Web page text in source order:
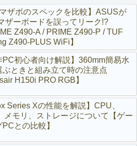
マザボのスペックを比較】ASUSが
ザーボードを誤ってリーク!?
Z490-A / PRIME Z490-P / TUF
Z490-PLUS WiFi】
PC初心者向け解説】360mm簡易水
ぶときと組み立て時の注意点
H150i PRO RGB】
Series Xの性能を解説】CPU、
メモリ、ストレージについて【ゲー
PCとの比較】